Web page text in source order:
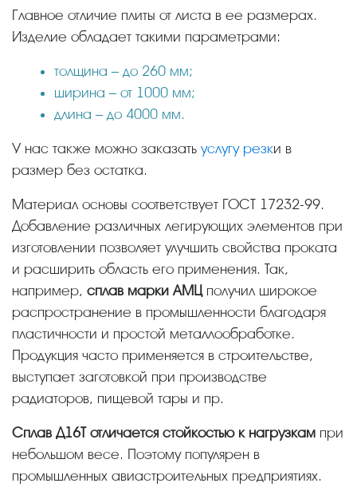
Главное отличие плиты от листа в ее размерах.
Изделие обладает такими параметрами:
толщина – до 260 мм;
ширина – от 1000 мм;
длина – до 4000 мм.
У нас также можно заказать услугу резки в
размер без остатка.
Материал основы соответствует ГОСТ 17232-99.
Добавление различных легирующих элементов при
изготовлении позволяет улучшить свойства проката
и расширить область его применения. Так,
например, сплав марки АМЦполучил широкое
распространение в промышленности благодаря
пластичности и простой металлообработке.
Продукция часто применяется в строительстве,
выступает заготовкой при производстве
радиаторов, пищевой тары и пр.
Сплав Д16Т отличается стойкостью к нагрузкам при
небольшом весе. Поэтому популярен в
промышленных авиастроительных предприятиях.